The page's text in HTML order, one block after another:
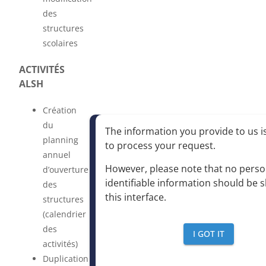
des
structures
scolaires
ACTIVITÉS
ALSH
Création
du
planning
annuel
d’ouverture
des
structures
(calendrier
des
activités)
Duplication
The information you provide to us
to process your request.
However, please note that no
identifiable information should be
this interface.
I GOT IT